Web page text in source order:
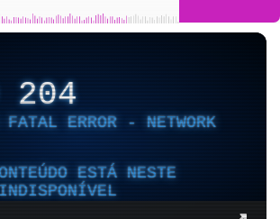
204
ERROR - NETWORK
ESTÁ NESTE
INDISPONÍVEL